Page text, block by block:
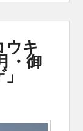
ウキ
・御